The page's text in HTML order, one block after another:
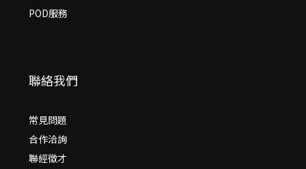
POD服務
聯絡我們
常見問題
合作洽詢
聯經徵才